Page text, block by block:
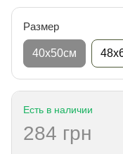
Размер
40х50см
Есть в наличии
284 грн